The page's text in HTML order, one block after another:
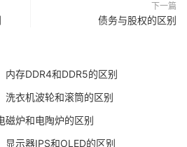
下一篇
债务与股权的区别
内存DDR4和DDR5的区别
洗衣机波轮和滚筒的区别
磁炉和电陶炉的区别
显示器IPS和OLED的区别